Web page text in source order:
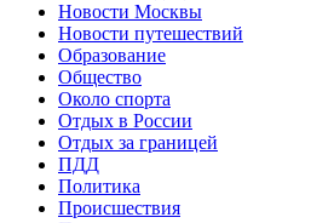
Новости Москвы
Новости путешествий
Образование
Общество
Около спорта
Отдых в России
Отдых за границей
ПДД
Политика
Происшествия